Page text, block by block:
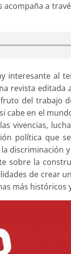
a
interesante al
revista editada
del trabajo
cabe en el
vivencias,
política que
discriminación
sobre la
de crear
más históricos